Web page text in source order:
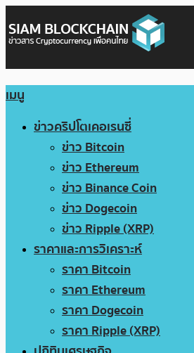
เมนู
ข่าวคริปโตเคอเรนซี่
ข่าว Bitcoin
ข่าว Ethereum
ข่าว Binance Coin
ข่าว Dogecoin
ข่าว Ripple (XRP)
ราคาและการวิเคราะห์
ราคา Bitcoin
ราคา Ethereum
ราคา Dogecoin
ราคา Ripple (XRP)